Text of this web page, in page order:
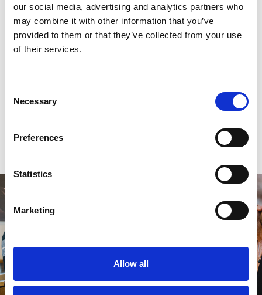
our social media, advertising and analytics partners who
may combine it with other information that you’ve
provided to them or that they’ve collected from your use
of their services.
Selection
Necessary
Preferences
Statistics
Marketing
Allow all